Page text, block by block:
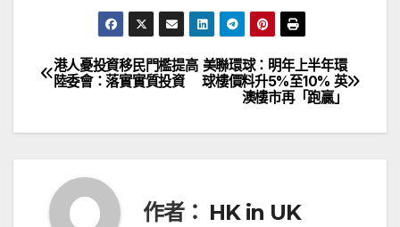
文
覽
美聯環球：明年上半年環
球樓價料升5%至10% 英
澳樓市再「跑贏」
港人憂投資移民門檻提高
陸委會：落實實質投資
作者： HK in UK